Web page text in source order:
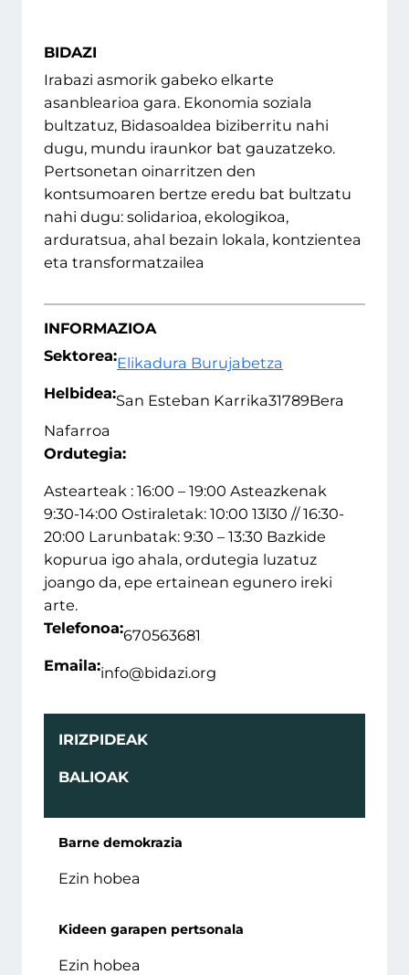
BIDAZI
Irabazi asmorik gabeko elkarte
asanblearioa gara. Ekonomia soziala
bultzatuz, Bidasoaldea biziberritu nahi
dugu, mundu iraunkor bat gauzatzeko.
Pertsonetan oinarritzen den
kontsumoaren bertze eredu bat bultzatu
nahi dugu: solidarioa, ekologikoa,
arduratsua, ahal bezain lokala, kontzientea
eta transformatzailea
INFORMAZIOA
Sektorea:Elikadura Burujabetza
Helbidea:San Esteban Karrika31789Bera
Nafarroa
Ordutegia:
Astearteak : 16:00 – 19:00 Asteazkenak
9:30-14:00 Ostiraletak: 10:00 13l30 // 16:30-
20:00 Larunbatak: 9:30 – 13:30 Bazkide
kopurua igo ahala, ordutegia luzatuz
joango da, epe ertainean egunero ireki
arte.
Telefonoa:670563681
Emaila:info@bidazi.org
IRIZPIDEAK
BALIOAK
Barne demokrazia
Ezin hobea
Kideen garapen pertsonala
Ezin hobea